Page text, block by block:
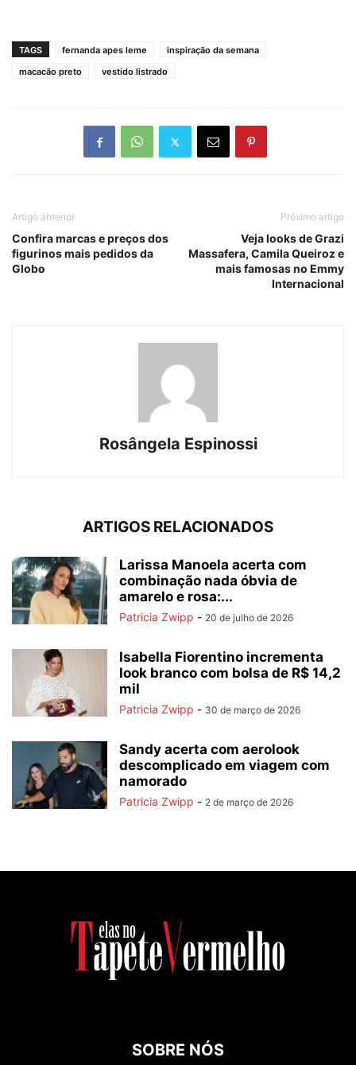
TAGS fernanda apes leme
inspiração da semana
macacão preto
vestido listrado
Artigo anterior
Confira marcas e preços dos
figurinos mais pedidos da
Globo
Próximo artigo
Veja looks de Grazi
Massafera, Camila Queiroz e
mais famosas no Emmy
Internacional
Rosângela Espinossi
ARTIGOS RELACIONADOS
Larissa Manoela acerta com
combinação nada óbvia de
amarelo e rosa:...
Patricia Zwipp - 20 de julho de 2026
Isabella Fiorentino incrementa
look branco com bolsa de R$ 14,2
mil
Patricia Zwipp - 30 de março de 2026
Sandy acerta com aerolook
descomplicado em viagem com
namorado
Patricia Zwipp - 2 de março de 2026
SOBRE NÓS